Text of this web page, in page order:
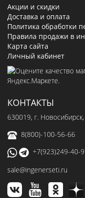
Акции и скидки
Доставка и оплата
Политика обработки
Правила продажи в
Карта сайта
Личный кабинет
КОНТАКТЫ
630019, г. Новосибирск,
8(800)-100-56-66
+7(923)249-40-
sale@ingenerseti.ru